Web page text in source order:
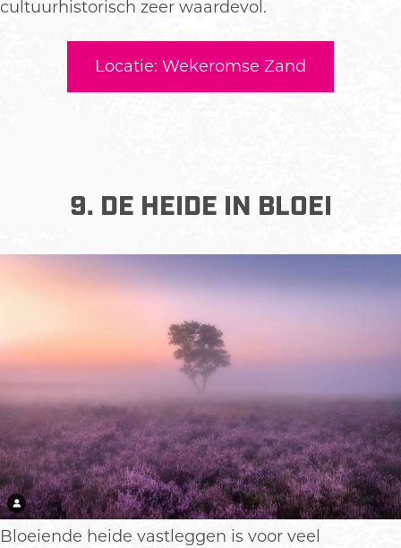
cultuurhistorisch zeer waardevol.
Locatie: Wekeromse Zand
9. DE HEIDE IN BLOEI
Bloeiende heide vastleggen is voor veel